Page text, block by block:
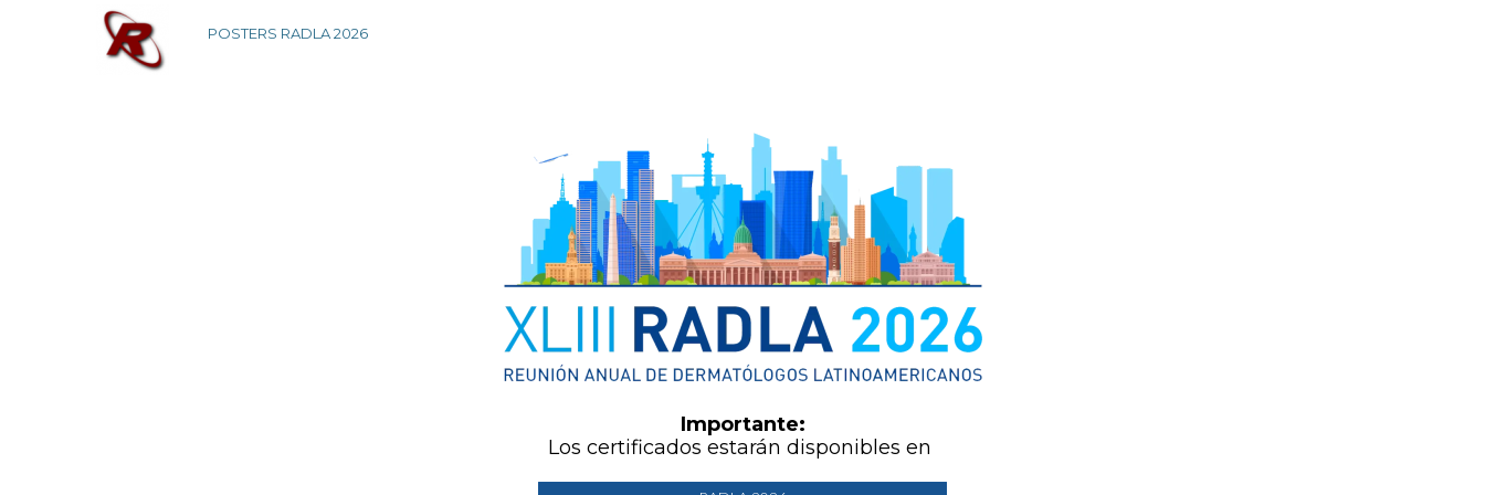
POSTERS RADLA 2026
Importante:
Los certificados estarán disponibles en